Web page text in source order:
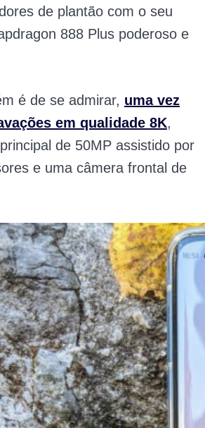
de plantão com o seu
888 Plus poderoso e
é de se admirar, uma vez
em qualidade 8K,
de 50MP assistido por
e uma câmera frontal de